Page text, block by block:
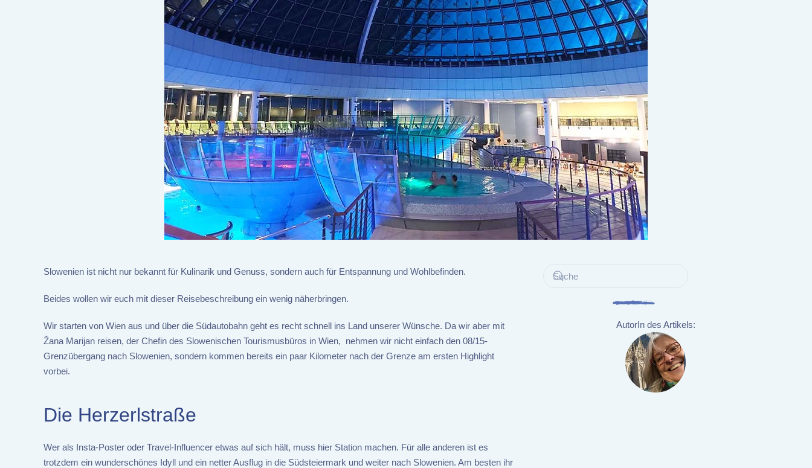
Slowenien ist nicht nur bekannt für Kulinarik und Genuss, sondern auch für Entspannung und Wohlbefinden.
Beides wollen wir euch mit dieser Reisebeschreibung ein wenig näherbringen.
Wir starten von Wien aus und über die Südautobahn geht es recht schnell ins Land unserer Wünsche. Da wir aber mit
Žana Marijan reisen, der Chefin des Slowenischen Tourismusbüros in Wien, nehmen wir nicht einfach den 08/15-
Grenzübergang nach Slowenien, sondern kommen bereits ein paar Kilometer nach der Grenze am ersten Highlight
vorbei.
Die Herzerlstraße
Wer als Insta-Poster oder Travel-Influencer etwas auf sich hält, muss hier Station machen. Für alle anderen ist es
trotzdem ein wunderschönes Idyll und ein netter Ausflug in die Südsteiermark und weiter nach Slowenien. Am besten ihr
AutorIn des Artikels: